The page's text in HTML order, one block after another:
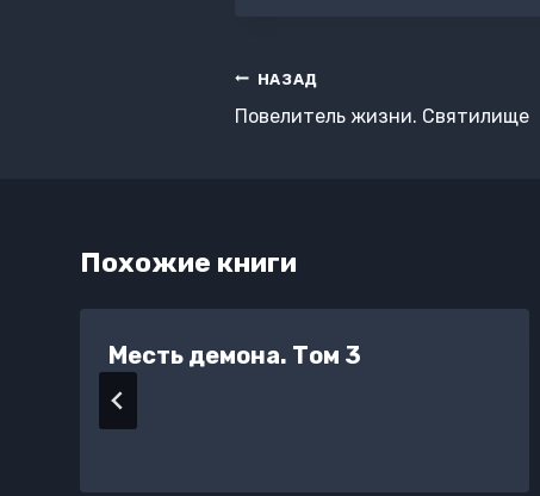
Навигация
по
НАЗАД
Повелитель жизни. Святилище
Похожие книги
Месть демона. Том 3